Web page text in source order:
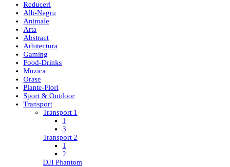
Reduceri
Alb-Negru
Animale
Arta
Abstract
Arhitectura
Gaming
Food-Drinks
Muzica
Orase
Plante-Flori
Sport & Outdoor
Transport
Transport 1
1
3
Transport 2
1
2
DJI Phantom